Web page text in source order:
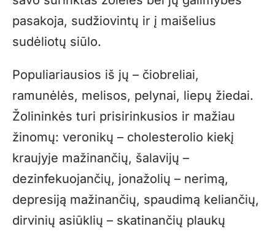
pasakoja, sudžiovintų ir į maišelius
sudėliotų siūlo.
Populiariausios iš jų – čiobreliai,
ramunėlės, melisos, pelynai, liepų žiedai.
Žolininkės turi prisirinkusios ir mažiau
žinomų: veronikų – cholesterolio kiekį
kraujyje mažinančių, šalavijų –
dezinfekuojančių, jonažolių – nerimą,
depresiją mažinančių, spaudimą keliančių,
dirvinių asiūklių – skatinančių plaukų